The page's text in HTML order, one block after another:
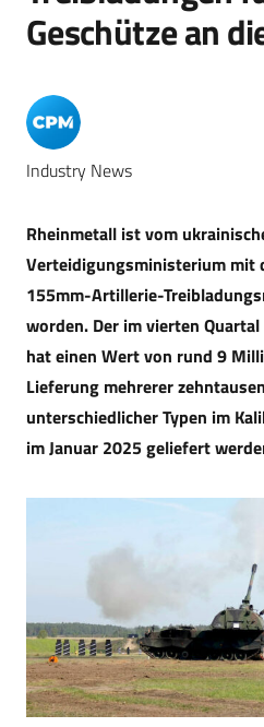
Geschütze an
Industry News
Rheinmetall ist vom
Verteidigungsministerium mit
155mm-Artillerie-
worden. Der im vierten
hat einen Wert von rund 9
Lieferung mehrerer
unterschiedlicher Typen im
im Januar 2025 geliefert